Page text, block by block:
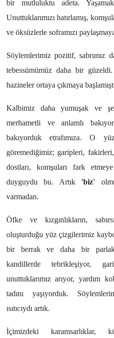
bir mutluluktu adeta.
Unuttuklarımızı hatırlamış,
ve öksüzlerle soframızı
Söylemlerimiz pozitif, sabrımız
tebessümümüz daha bir
hazineler ortaya çıkmaya
Kalbimiz daha yumuşak ve
merhametli ve anlamlı
bakıyorduk etrafımıza. O
göremediğimiz; garipleri,
dostları, komşuları fark
duyguydu bu. Artık 'biz'
varmadan.
Öfke ve kızgınlıkların,
oluşturduğu yüz çizgilerimiz
bir berrak ve daha bir
kandillerde tebrikleşiyor,
unuttuklarımız arıyor, yardım
tadını yaşıyorduk.
ısıtıcıydı artık.
İçimizdeki karamsarlıklar,